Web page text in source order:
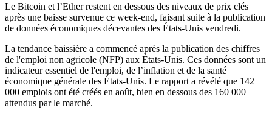
Le Bitcoin et l’Ether restent en dessous des niveaux de prix clés
après une baisse survenue ce week-end, faisant suite à la publication
de données économiques décevantes des États-Unis vendredi.
La tendance baissière a commencé après la publication des chiffres
de l'emploi non agricole (NFP) aux États-Unis. Ces données sont un
indicateur essentiel de l'emploi, de l’inflation et de la santé
économique générale des États-Unis. Le rapport a révélé que 142
000 emplois ont été créés en août, bien en dessous des 160 000
attendus par le marché.